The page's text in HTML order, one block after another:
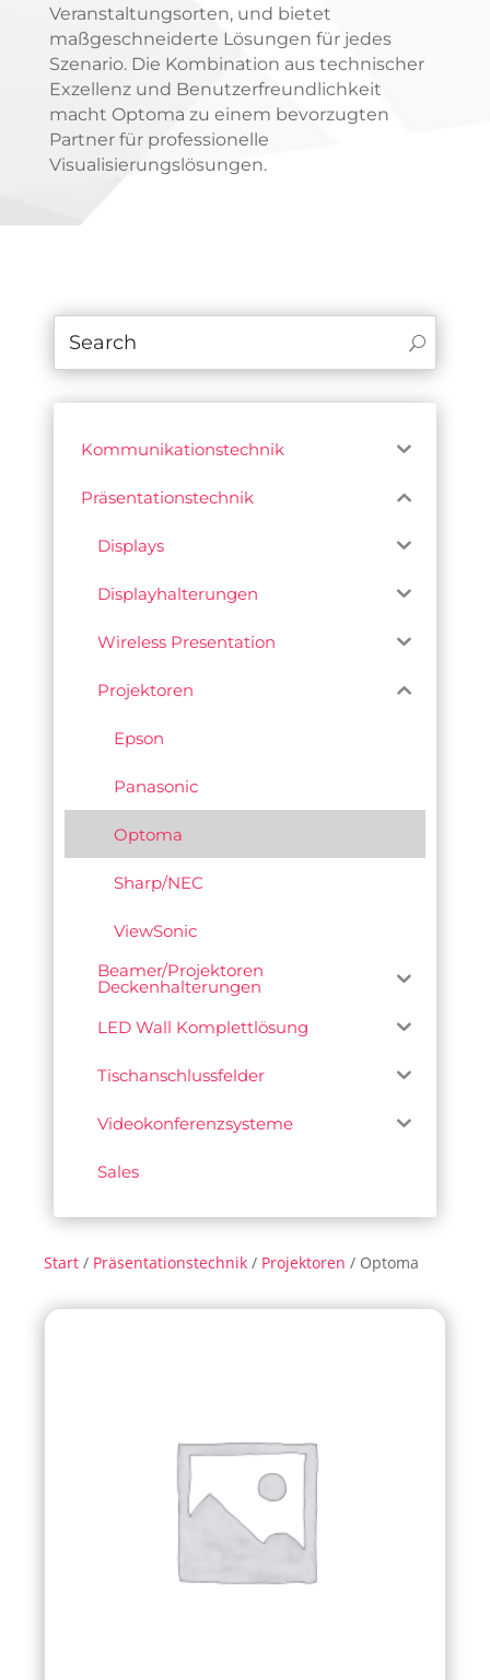
Veranstaltungsorten, und bietet
maßgeschneiderte Lösungen für jedes
Szenario. Die Kombination aus technischer
Exzellenz und Benutzerfreundlichkeit
macht Optoma zu einem bevorzugten
Partner für professionelle
Visualisierungslösungen.
Kommunikationstechnik
Präsentationstechnik
Displays
Displayhalterungen
Wireless Presentation
Projektoren
Epson
Panasonic
Optoma
Sharp/NEC
ViewSonic
Beamer/Projektoren
Deckenhalterungen
LED Wall Komplettlösung
Tischanschlussfelder
Videokonferenzsysteme
Sales
Start / Präsentationstechnik / Projektoren / Optoma